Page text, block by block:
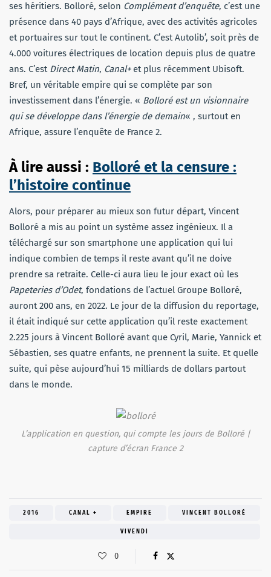
ses héritiers. Bolloré, selon Complément d’enquête, c’est une
présence dans 40 pays d’Afrique, avec des activités agricoles
et portuaires sur tout le continent. C’est Autolib’, soit près de
4.000 voitures électriques de location depuis plus de quatre
ans. C’est Direct Matin, Canal+et plus récemment Ubisoft.
Bref, un véritable empire qui se complète par son
investissement dans l’énergie. « Bolloré est un visionnaire
qui se développe dans l’énergie de demain« , surtout en
Afrique, assure l’enquête de France 2.
À lire aussi : Bolloré et la censure :
l’histoire continue
Alors, pour préparer au mieux son futur départ, Vincent
Bolloré a mis au point un système assez ingénieux. Il a
téléchargé sur son smartphone une application qui lui
indique combien de temps il reste avant qu’il ne doive
prendre sa retraite. Celle-ci aura lieu le jour exact où les
Papeteries d’Odet, fondations de l’actuel Groupe Bolloré,
auront 200 ans, en 2022. Le jour de la diffusion du reportage,
il était indiqué sur cette application qu’il reste exactement
2.225 jours à Vincent Bolloré avant que Cyril, Marie, Yannick et
Sébastien, ses quatre enfants, ne prennent la suite. Et quelle
suite, qui pèse aujourd’hui 15 milliards de dollars partout
dans le monde.
L’application en question, qui compte les jours de Bolloré |
capture d’écran France 2
2016 CANAL + EMPIRE VINCENT BOLLORÉ
VIVENDI
0